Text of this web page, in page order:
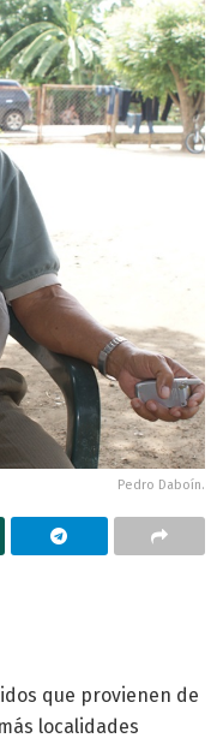
Pedro Daboín.
que provienen de
localidades